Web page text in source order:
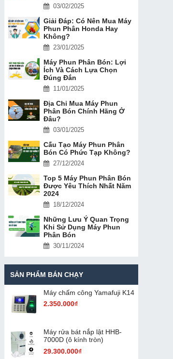
03/02/2025
Giải Đáp: Có Nên Mua Máy
Phun Phân Honda Hay
Không?
23/01/2025
Máy Phun Phân Bón: Lợi
Ích Và Cách Lựa Chọn
Đúng Đắn
11/01/2025
Địa Chỉ Mua Máy Phun
Phân Bón Chính Hãng Ở
Đâu?
03/01/2025
Cấu Tạo Máy Phun Phân
Bón Có Phức Tạp Không?
27/12/2024
Top 5 Máy Phun Phân Bón
Được Yêu Thích Nhất Năm
2024
18/12/2024
Những Lưu Ý Quan Trọng
Khi Sử Dụng Máy Phun
Phân Bón
30/11/2024
SẢN PHẨM BÁN CHẠY
Máy chấm cô​ng Yamafuji K14
2.350.000₫
Máy rửa bát nắp lật HHB-
7000D (ô kính tròn)
29.300.000₫